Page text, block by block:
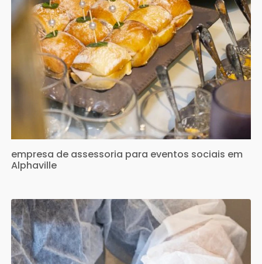
empresa de assessoria para eventos sociais em
Alphaville